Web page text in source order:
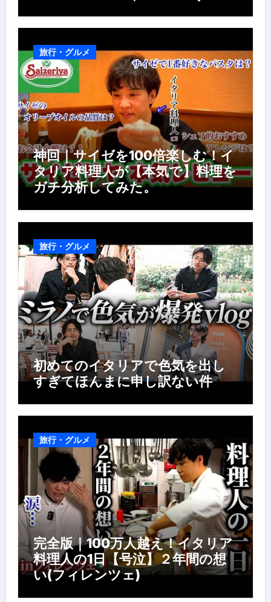
風景】
旅行・グルメ
神回｜サイゼを100倍楽しむ！イ
タリア料理人が【本気で】料理を
ガチ分析してみた。
旅行・グルメ
初めてのイタリアで色気を出し
すぎてほんまに申し訳ない件
旅行・グルメ
完全版｜100万人越え！イタリア
料理人の1日【号泣】２年間の想
い(フィレンツェ)